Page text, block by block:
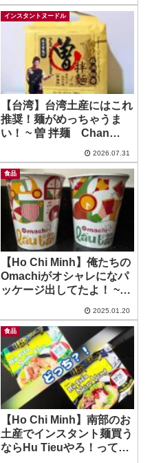
インスタントヌードル
【台湾】台湾土産にはこれ
推奨！麺がめっちゃうま
い！ ~ 曽 拌麺 Chan
2026.07.31
食品
【Ho Chi Minh】俺たちの
Omachiがオシャレになパ
ッケージ出してたよ！ ~
2025.01.20
食品
【Ho Chi Minh】南部のお
土産でインスタント麺買う
ならHu Tieuやろ！って時